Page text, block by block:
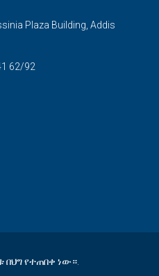
Plaza Building, Addis
62/92
የተጠበቀ ነው።.